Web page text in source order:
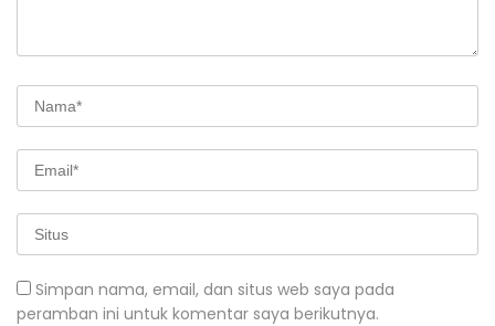
Simpan nama, email, dan situs web saya pada
peramban ini untuk komentar saya berikutnya.